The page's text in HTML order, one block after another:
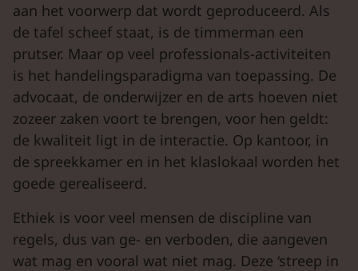
aan het voorwerp dat wordt geproduceerd. Als
de tafel scheef staat, is de timmerman een
prutser. Maar op veel professionals-activiteiten
is het handelingsparadigma van toepassing. De
advocaat, de onderwijzer en de arts hoeven niet
zozeer zaken voort te brengen, voor hen geldt:
de kwaliteit ligt in de interactie. Op kantoor, in
de spreekkamer en in het klaslokaal worden het
goede gerealiseerd.
Ethiek is voor veel mensen de discipline van
regels, dus van ge- en verboden, die aangeven
wat mag en vooral wat niet mag. Deze ‘streep in